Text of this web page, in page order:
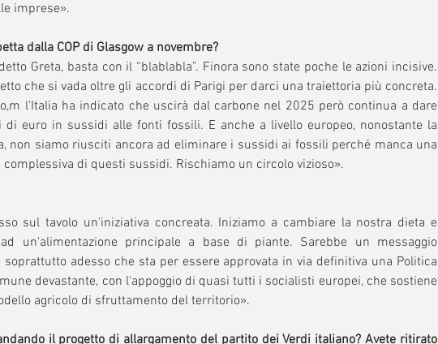
imprese».
dalla COP di Glasgow a novembre?
Greta, basta con il “blablabla”. Finora sono state poche le azioni incisive.
che si vada oltre gli accordi di Parigi per darci una traiettoria più concreta.
l'Italia ha indicato che uscirà dal carbone nel 2025 però continua a dare
di euro in sussidi alle fonti fossili. E anche a livello europeo, nonostante la
non siamo riusciti ancora ad eliminare i sussidi ai fossili perché manca una
di questi sussidi. Rischiamo un circolo vizioso».
sul tavolo un'iniziativa concreata. Iniziamo a cambiare la nostra dieta e
un'alimentazione principale a base di piante. Sarebbe un messaggio
soprattutto adesso che sta per essere approvata in via definitiva una Politica
devastante, con l'appoggio di quasi tutti i socialisti europei, che sostiene
agricolo di sfruttamento del territorio».
il progetto di allargamento del partito dei Verdi italiano? Avete ritirato